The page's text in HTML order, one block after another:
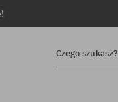
Czego szukasz?